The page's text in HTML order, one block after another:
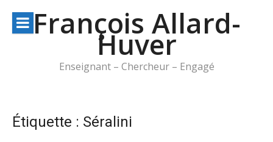
contenuFrançois Allard-
Huver
Enseignant – Chercheur – Engagé
Étiquette : Séralini